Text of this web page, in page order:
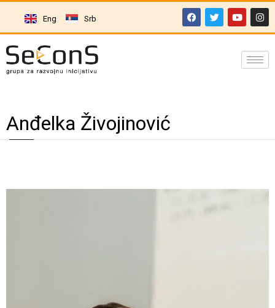
Eng Srb
Anđelka Živojinović